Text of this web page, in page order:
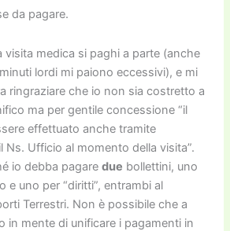
da pagare.
visita medica si paghi a parte (anche
lordi mi paiono eccessivi), e mi
ringraziare che io non sia costretto a
ma per gentile concessione “il
effettuato anche tramite
Ns. Ufficio al momento della visita”.
io debba pagare due bollettini, uno
e uno per “diritti”, entrambi al
Terrestri. Non è possibile che a
in mente di unificare i pagamenti in